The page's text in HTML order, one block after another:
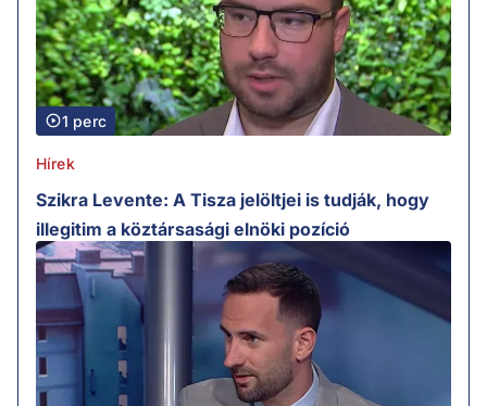
1 perc
Hírek
Szikra Levente: A Tisza jelöltjei is tudják, hogy
illegitim a köztársasági elnöki pozíció